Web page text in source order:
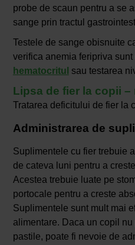
probe de scaun pentru a se
sange prin tractul
Testele de sange obisnuite
verifica anemia feripriva
hematocritul sau testarea
Lipsa de fier la copii
Tratarea deficitului de fier la
Administrarea de
Suplimentele cu fier trebuie
de cateva luni pentru a
Acestea trebuie luate pe
portocale pentru a creste
Suplimentele sunt mult mai
alimentare. Daca un copil
pastile, poate fi nevoie de